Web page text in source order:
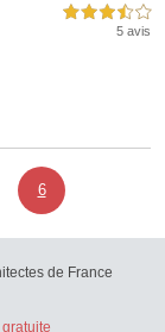
3,5 étoiles sur 5
5 avis
6
de France